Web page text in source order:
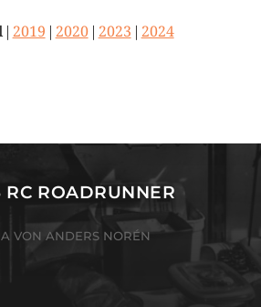
2019 2020 2023 2024
RC ROADRUNNER
VON ANDERS NORÉN